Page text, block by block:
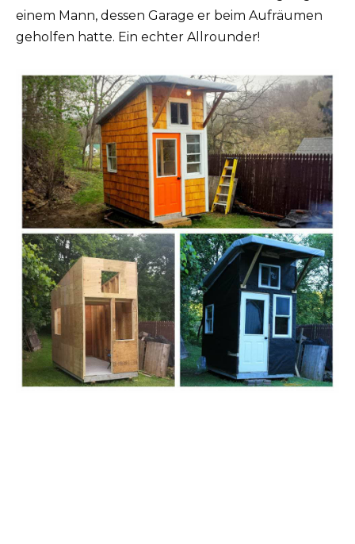
einem Mann, dessen Garage er beim Aufräumen
geholfen hatte. Ein echter Allrounder!